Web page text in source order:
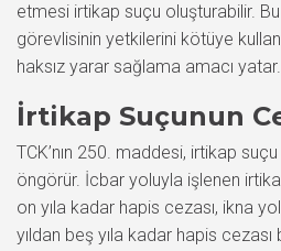
etmesi irtikap suçu oluşturabilir.
görevlisinin yetkilerini kötüye
haksız yarar sağlama amacı yatar.
İrtikap Suçunun
TCK’nın 250. maddesi, irtikap
öngörür. İcbar yoluyla işlenen
on yıla kadar hapis cezası, ikna
yıldan beş yıla kadar hapis cezası